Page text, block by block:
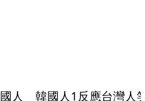
人 韓國人1反應台灣人